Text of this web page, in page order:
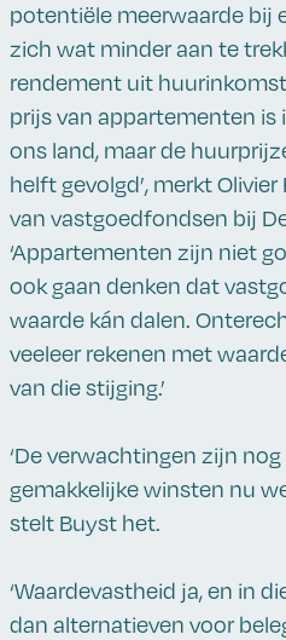
potentiële meerwaarde bij
zich wat minder aan te
rendement uit
prijs van appartementen is
ons land, maar de
helft gevolgd’, merkt
van vastgoedfondsen bij
‘Appartementen zijn niet
ook gaan denken dat
waarde kán dalen.
veeleer rekenen met
van die stijging.’
‘De verwachtingen zijn
gemakkelijke winsten nu
stelt Buyst het.
‘Waardevastheid ja, en in
dan alternatieven voor